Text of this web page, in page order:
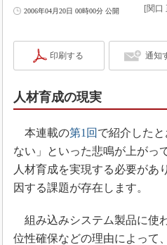
2006年04月20日 00時00分 公開
[関口
印刷する 通知
人材育成の現実
本連載の第1回 で紹介した
ない」といった悲鳴が上がっ
人材育成を実現する必要があ
因する課題が存在します。
組み込みシステム製品に使
位性確保などの理由によって